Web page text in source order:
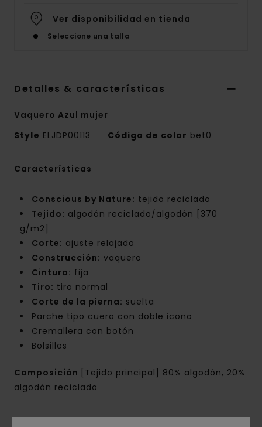
Ver disponibilidad en tienda
Seleccione una talla
Detalles & características
Vaquero Azul mujer
Style ELJDP00113 Código de color bet0
Características
Conscious by Nature: tejido reciclado
Tejido: algodón reciclado/algodón [370
g/m2]
Corte: ajuste relajado
Construcción: vaquero
Cintura: fija
Tiro: tiro normal
Corte de la pierna: suelta
Parche tipo cuero con doble icono
Cremallera con botón
Bolsillos
Composición
[Tejido principal] 80% algodón, 20%
algodón reciclado